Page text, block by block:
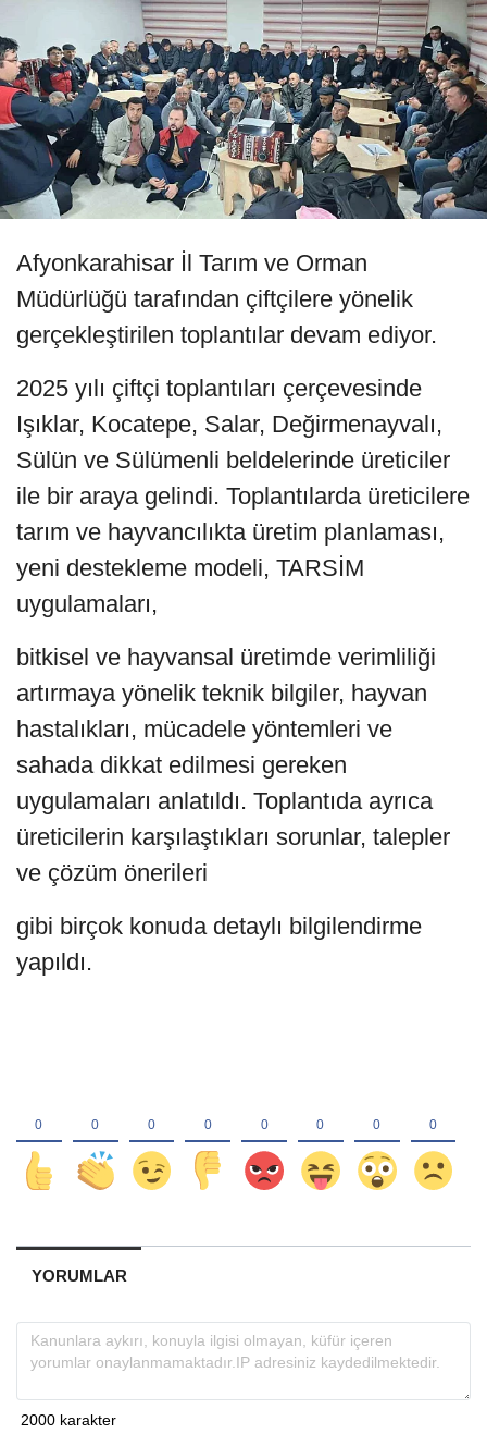
Afyonkarahisar İl Tarım ve Orman
Müdürlüğü tarafından çiftçilere yönelik
gerçekleştirilen toplantılar devam ediyor.
2025 yılı çiftçi toplantıları çerçevesinde
Işıklar, Kocatepe, Salar, Değirmenayvalı,
Sülün ve Sülümenli beldelerinde üreticiler
ile bir araya gelindi. Toplantılarda üreticilere
tarım ve hayvancılıkta üretim planlaması,
yeni destekleme modeli, TARSİM
uygulamaları,
bitkisel ve hayvansal üretimde verimliliği
artırmaya yönelik teknik bilgiler, hayvan
hastalıkları, mücadele yöntemleri ve
sahada dikkat edilmesi gereken
uygulamaları anlatıldı. Toplantıda ayrıca
üreticilerin karşılaştıkları sorunlar, talepler
ve çözüm önerileri
gibi birçok konuda detaylı bilgilendirme
yapıldı.
YORUMLAR